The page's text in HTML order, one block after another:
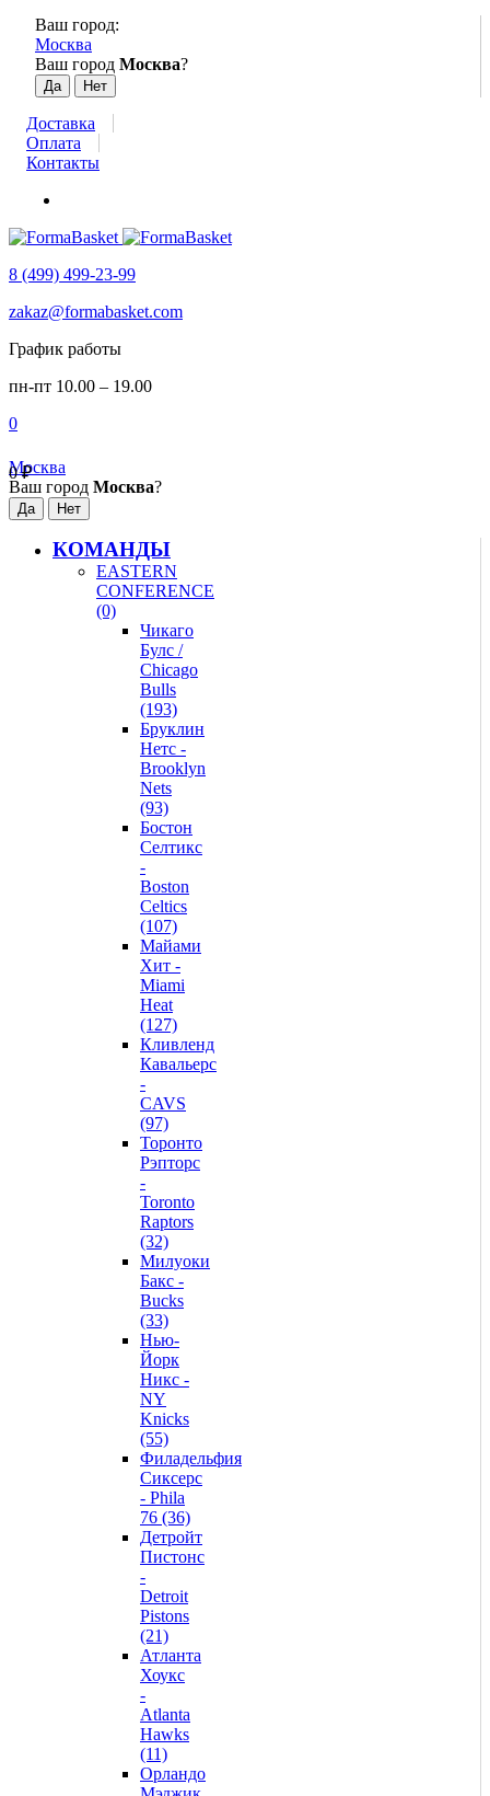
Ваш город:
Москва
Ваш город Москва?
Доставка
Оплата
Контакты
8 (499) 499-23-99
zakaz@formabasket.com
График работы
пн-пт 10.00 – 19.00
0
0₽
Москва
Ваш город Москва?
КОМАНДЫ
EASTERN
CONFERENCE
(0)
Чикаго
Булс /
Chicago
Bulls
(193)
Бруклин
Нетс -
Brooklyn
Nets
(93)
Бостон
Селтикс
-
Boston
Celtics
(107)
Майами
Хит -
Miami
Heat
(127)
Кливленд
Кавальерс
-
CAVS
(97)
Торонто
Рэпторс
-
Toronto
Raptors
(32)
Милуоки
Бакс -
Bucks
(33)
Нью-
Йорк
Никс -
NY
Knicks
(55)
Филадельфия
Сиксерс
- Phila
76 (36)
Детройт
Пистонс
-
Detroit
Pistons
(21)
Атланта
Хоукс
-
Atlanta
Hawks
(11)
Орландо